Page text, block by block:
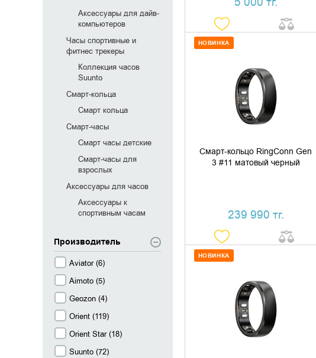
Аксессуары для дайв-
компьютеров
Часы спортивные и
фитнес трекеры
Коллекция часов
Suunto
Смарт-кольца
Смарт кольца
Смарт-часы
Смарт часы детские
Смарт-часы для
взрослых
Аксессуары для часов
Аксессуары к
спортивным часам
Производитель
Aviator (6)
Aimoto (5)
Geozon (4)
Orient (119)
Orient Star (18)
Suunto (72)
Смарт-кольцо RingConn Gen
3 #11 матовый черный
239 990 тг.
НОВИНКА
ДОБАВИТЬ В КОРЗИНУ
КУПИТЬ В 1 КЛИК
НОВИНКА
ДОБАВИТЬ В КОРЗИНУ
КУПИТЬ В 1 КЛИК